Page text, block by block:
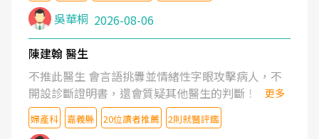
吳華桐 2026-08-06
陳建翰 醫生
不推此醫生 會言語挑釁並情緒性字眼攻擊病人，不
開設診斷證明書，還會質疑其他醫生的判斷！
更多
婦產科 嘉義縣 20位讀者推薦 2則就醫評鑑